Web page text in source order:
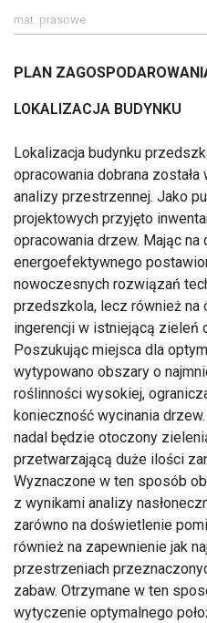
mat. prasowe
PLAN
LOKALIZACJA BUDYNKU
Lokalizacja budynku
opracowania dobrana
analizy przestrzennej. Jako
projektowych przyjęto
opracowania drzew. Mając
energoefektywnego
nowoczesnych rozwiązań
przedszkola, lecz również na
ingerencji w istniejącą zieleń
Poszukując miejsca dla
wytypowano obszary o
roślinności wysokiej,
konieczność wycinania
nadal będzie otoczony
przetwarzającą duże ilości
Wyznaczone w ten sposób
z wynikami analizy
zarówno na doświetlenie
również na zapewnienie jak
przestrzeniach
zabaw. Otrzymane w ten
wytyczenie optymalnego